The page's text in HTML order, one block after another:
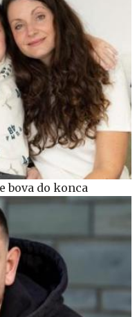
bova do konca